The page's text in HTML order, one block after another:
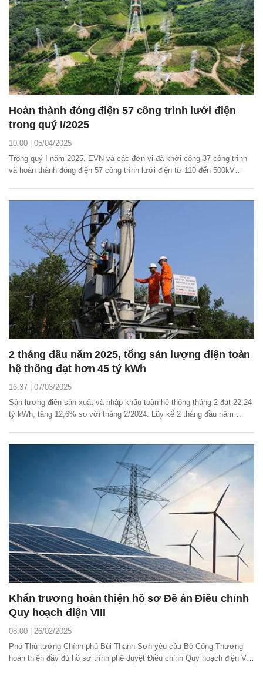
Hoàn thành đóng điện 57 công trình lưới điện
trong quý I/2025
10:00 | 05/04/2025
Trong quý I năm 2025, EVN và các đơn vị đã khởi công 37 công trình
và hoàn thành đóng điện 57 công trình lưới điện từ 110 đến 500kV
2 tháng đầu năm 2025, tổng sản lượng điện toàn
hệ thống đạt hơn 45 tỷ kWh
16:37 | 07/03/2025
Sản lượng điện sản xuất và nhập khẩu toàn hệ thống tháng 2 đạt 22,24
tỷ kWh, tăng 12,6% so với tháng 2/2024. Lũy kế 2 tháng đầu năm
Khẩn trương hoàn thiện hồ sơ Đề án Điều chỉnh
Quy hoạch điện VIII
08:00 | 26/02/2025
Phó Thủ tướng Chính phủ Bùi Thanh Sơn yêu cầu Bộ Công Thương
hoàn thiện đầy đủ hồ sơ trình phê duyệt Điều chỉnh Quy hoạch điện VIII